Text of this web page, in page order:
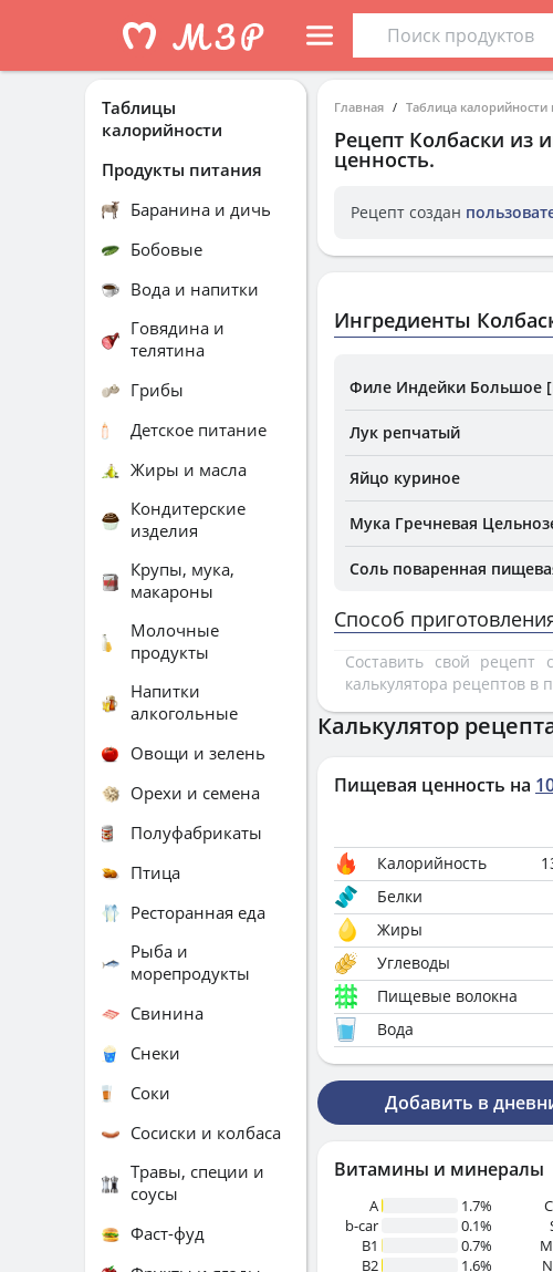
Главная Таблица калорийности
Рецепт Колбаски из
ценность.
Рецепт создан
Ингредиенты
Филе Индейки Большое
Лук репчатый
Яйцо куриное
Мука Гречневая
Соль поваренная
Способ
Составить свой
калькулятора рецептов в
Калькулятор
Пищевая ценность на
Калорийность
Белки
Жиры
Углеводы
Пищевые волокна
Вода
Добавить в
Витамины и минералы
A
1.7%
b-car
0.1%
В1
0.7%
B2
1.6%
Таблицы
калорийности
Продукты питания
Баранина и дичь
Бобовые
Вода и напитки
Говядина и
телятина
Грибы
Детское питание
Жиры и масла
Кондитерские
изделия
Крупы, мука,
макароны
Молочные
продукты
Напитки
алкогольные
Овощи и зелень
Орехи и семена
Полуфабрикаты
Птица
Ресторанная еда
Рыба и
морепродукты
Свинина
Снеки
Соки
Сосиски и колбаса
Травы, специи и
соусы
Фаст-фуд